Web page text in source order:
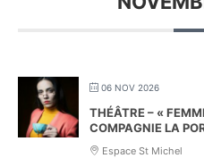
06 NOV 2026
THÉÂTRE – «
COMPAGNIE LA
Espace St Michel